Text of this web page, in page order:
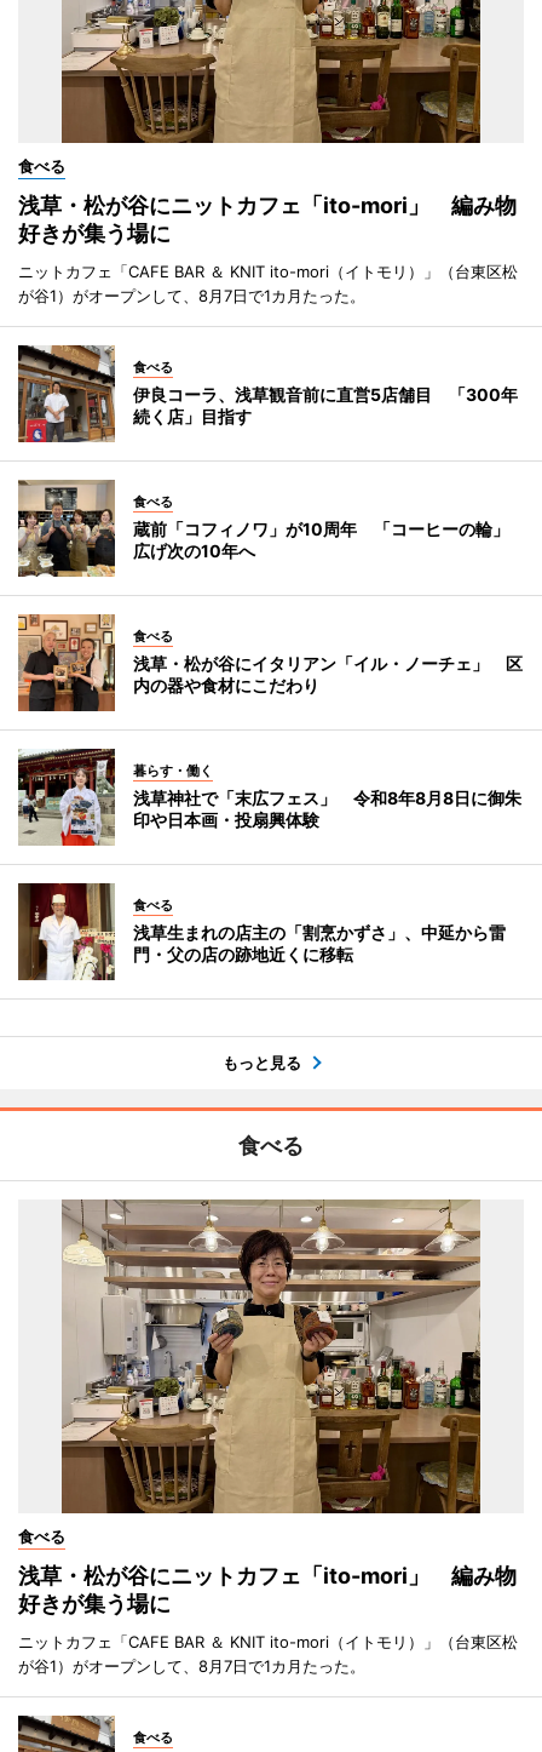
食べる
浅草・松が谷にニットカフェ「ito-mori」 編み物
好きが集う場に
ニットカフェ「CAFE BAR ＆ KNIT ito-mori（イトモリ）」（台東区松
が谷1）がオープンして、8月7日で1カ月たった。
食べる
伊良コーラ、浅草観音前に直営5店舗目 「300年
続く店」目指す
食べる
蔵前「コフィノワ」が10周年 「コーヒーの輪」
広げ次の10年へ
食べる
浅草・松が谷にイタリアン「イル・ノーチェ」 区
内の器や食材にこだわり
暮らす・働く
浅草神社で「末広フェス」 令和8年8月8日に御朱
印や日本画・投扇興体験
食べる
浅草生まれの店主の「割烹かずさ」、中延から雷
門・父の店の跡地近くに移転
もっと見る
食べる
食べる
浅草・松が谷にニットカフェ「ito-mori」 編み物
好きが集う場に
ニットカフェ「CAFE BAR ＆ KNIT ito-mori（イトモリ）」（台東区松
が谷1）がオープンして、8月7日で1カ月たった。
食べる